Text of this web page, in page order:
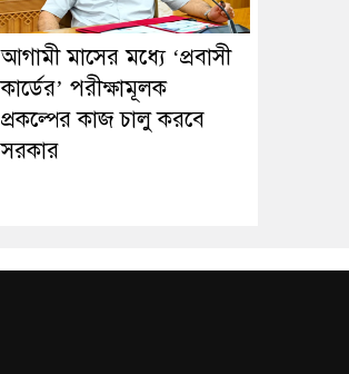
আগামী মাসের মধ্যে ‘প্রবাসী
কার্ডের’ পরীক্ষামূলক
প্রকল্পের কাজ চালু করবে
সরকার